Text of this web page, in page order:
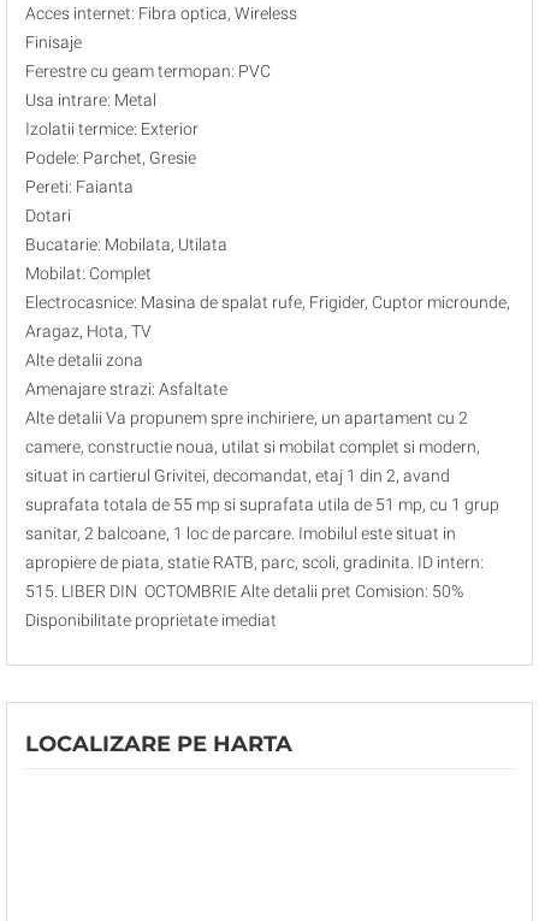
Acces internet: Fibra optica, Wireless
Finisaje
Ferestre cu geam termopan: PVC
Usa intrare: Metal
Izolatii termice: Exterior
Podele: Parchet, Gresie
Pereti: Faianta
Dotari
Bucatarie: Mobilata, Utilata
Mobilat: Complet
Electrocasnice: Masina de spalat rufe, Frigider, Cuptor microunde,
Aragaz, Hota, TV
Alte detalii zona
Amenajare strazi: Asfaltate
Alte detalii Va propunem spre inchiriere, un apartament cu 2
camere, constructie noua, utilat si mobilat complet si modern,
situat in cartierul Grivitei, decomandat, etaj 1 din 2, avand
suprafata totala de 55 mp si suprafata utila de 51 mp, cu 1 grup
sanitar, 2 balcoane, 1 loc de parcare. Imobilul este situat in
apropiere de piata, statie RATB, parc, scoli, gradinita. ID intern:
515. LIBER DIN OCTOMBRIE Alte detalii pret Comision: 50%
Disponibilitate proprietate imediat
LOCALIZARE PE HARTA